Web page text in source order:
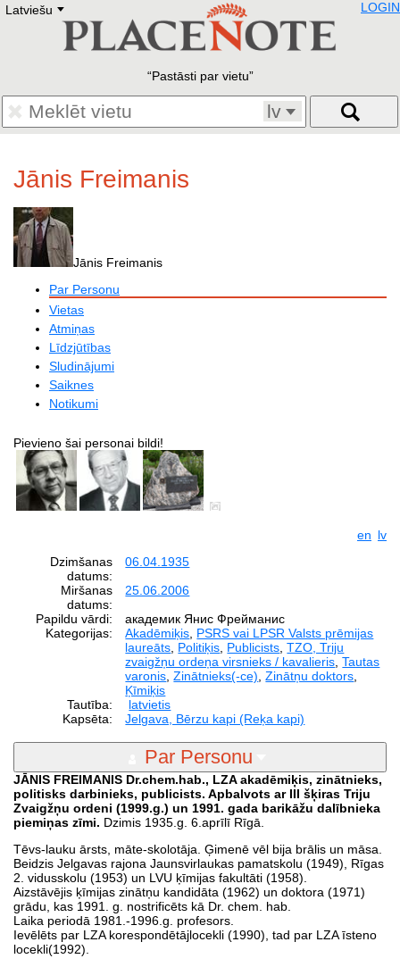
Latviešu E
Deutsch
Francais
Polski
Eestikeelne
LOGIN
Pastāsti par vietu
lv
Jānis Freimanis
Jānis Freimanis
Par Personu
Vietas
Atmiņas
Līdzjūtības
Sludinājumi
Saiknes
Notikumi
Pievieno šai personai bildi!
en lv
Dzimšanas
datums:
06.04.1935
Miršanas
datums:
25.06.2006
Papildu vārdi:
академик Янис Фрейманис
Kategorijas:
Akadēmiķis PSRS vai LPSR Valsts prēmijas
laureāts Politiķis Publicists ,TZO, Triju
zvaigžņu ordeņa virsnieks / kavalieris ,Tautas
varonis ,Zinātnieks(-ce) ,Zinātņu doktors
Ķīmiķis
Tautība:
latvietis
Kapsēta:
Jelgava, Bērzu kapi (Reķa kapi)
Par Personu
JĀNIS FREIMANIS Dr.chem.hab., LZA akadēmiķis, zinātnieks,
politisks darbinieks, publicists. Apbalvots ar III šķiras Triju
Zvaigžņu ordeni (1999.g.) un 1991. gada barikāžu dalībnieka
piemiņas zīmi. Dzimis 1935.g. 6.aprīlī Rīgā.
Tēvs-lauku ārsts, māte-skolotāja. Ģimenē vēl bija brālis un māsa.
Beidzis Jelgavas rajona Jaunsvirlaukas pamatskolu (1949), Rīgas
2. vidusskolu (1953) un LVU ķīmijas fakultāti (1958).
Aizstāvējis ķīmijas zinātņu kandidāta (1962) un doktora (1971)
grādu, kas 1991. g. nostrificēts kā Dr. chem. hab.
Laika periodā 1981.-1996.g. profesors.
Ievēlēts par LZA korespondētājlocekli (1990), tad par LZA īsteno
locekli(1992).